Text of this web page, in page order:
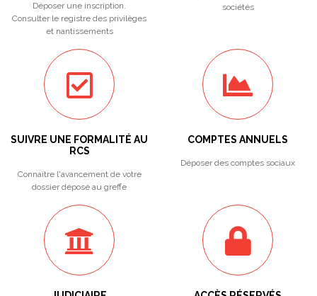
Déposer une inscription.
Consulter le registre des privilèges
et nantissements
sociétés
SUIVRE UNE FORMALITÉ AU
RCS
Connaitre l'avancement de votre
dossier déposé au greffe
COMPTES ANNUELS
Déposer des comptes sociaux